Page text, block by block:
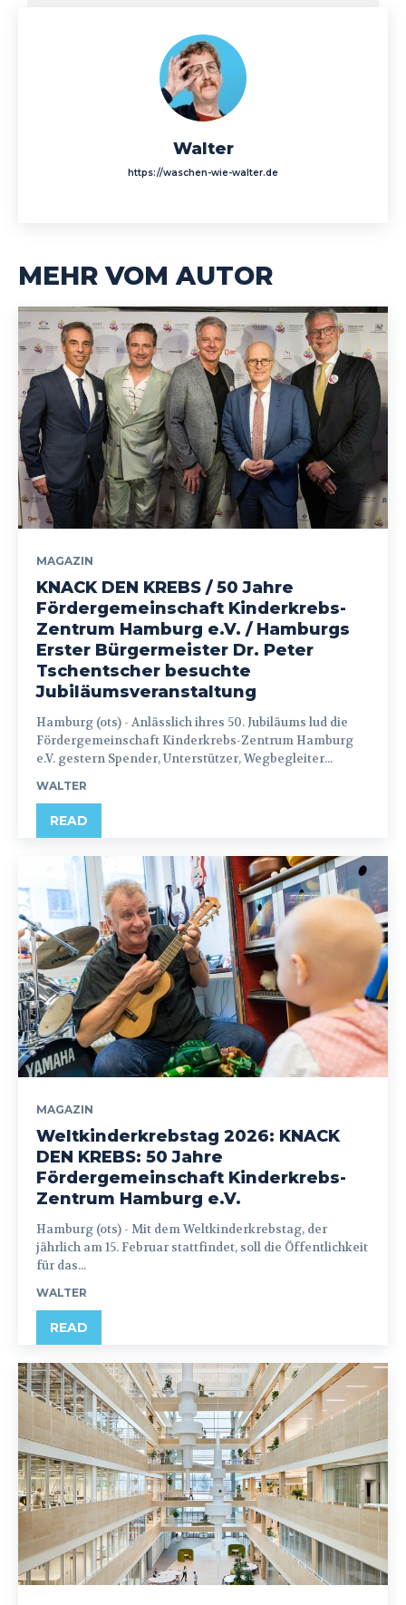
Walter
https://waschen-wie-walter.de
MEHR VOM AUTOR
MAGAZIN
KNACK DEN KREBS / 50 Jahre
Fördergemeinschaft Kinderkrebs-
Zentrum Hamburg e.V. / Hamburgs
Erster Bürgermeister Dr. Peter
Tschentscher besuchte
Jubiläumsveranstaltung
Hamburg (ots) - Anlässlich ihres 50. Jubiläums lud die
Fördergemeinschaft Kinderkrebs-Zentrum Hamburg
e.V. gestern Spender, Unterstützer, Wegbegleiter...
WALTER
READ
MAGAZIN
Weltkinderkrebstag 2026: KNACK
DEN KREBS: 50 Jahre
Fördergemeinschaft Kinderkrebs-
Zentrum Hamburg e.V.
Hamburg (ots) - Mit dem Weltkinderkrebstag, der
jährlich am 15. Februar stattfindet, soll die Öffentlichkeit
für das...
WALTER
READ